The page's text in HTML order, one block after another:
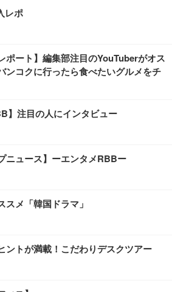
レポ
ポート】編集部注目のYouTuberがオス
ンコクに行ったら食べたいグルメをチ
】注目の人にインタビュー
ニュース】ーエンタメRBBー
スメ「韓国ドラマ」
ントが満載！こだわりデスクツアー